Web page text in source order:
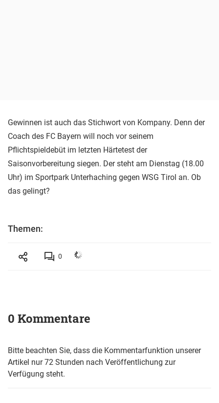
Gewinnen ist auch das Stichwort von Kompany. Denn der
Coach des FC Bayern will noch vor seinem
Pflichtspieldebüt im letzten Härtetest der
Saisonvorbereitung siegen. Der steht am Dienstag (18.00
Uhr) im Sportpark Unterhaching gegen WSG Tirol an. Ob
das gelingt?
Themen:
0
0 Kommentare
Bitte beachten Sie, dass die Kommentarfunktion unserer
Artikel nur 72 Stunden nach Veröffentlichung zur
Verfügung steht.